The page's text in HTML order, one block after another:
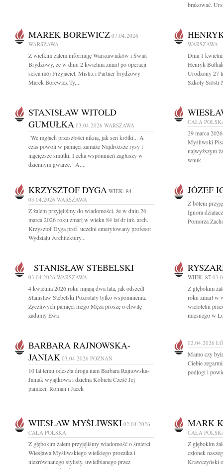
brakować.
MAREK BOREWICZ 07.04.2026
WARSZAWA
Z wielkim żalem informuję Warszawiaków i Świat
Brydżowy, że w dniu 2 kwietnia zmarł po operacji
serca mój Przyjaciel, Mistrz i Partner brydżowy
Marek Borewicz Ty,...
WARSZAWA
Dnia 1
Henryk
Urodzony 27
Szkoły Sióstr
STANISŁAW WITOLD
GUMUŁKA 03.04.2026 WARSZAWA
"We mgłach przeszłości nikną, jak sen krótki... A
czas powoli w pamięci zamaże Najdroższe rysy i
najcięższe smutki, I echa wspomnień zagłuszy w
dziennym gwarze." A....
CAŁA
29 marca
Myśliwski
najwyższym
wnuk
KRZYSZTOF DYGA WIEK: 84
03.04.2026 WARSZAWA
Z żalem przyjęliśmy do wiadomości, że w dniu 26
marca 2026 roku zmarł w wieku 84 lat dr inż. arch.
Krzysztof Dyga prof. uczelni emerytowany profesor
Wydziału Architektury...
JÓZEF
Z bólem
Ignora
Pomorza
STANISŁAW STEBELSKI
03.04.2026 WARSZAWA
4 kwietnia 2026 roku mijają dwa lata, jak odszedł
Stanisław Stebelski Pozostały tylko wspomnienia.
Życzliwych pamięci mego Męża proszę o chwilę
zadumy Ewa
WIEK: 87
Z głębokim
roku zmarł w
wieloletni
mięsnego w
BARBARA RAJNOWSKA-
JANIAK 03.04.2026 POZNAŃ
10 lat temu odeszła droga nam Barbara Rajnowska-
Janiak wyjątkowa i dzielna Kobieta Cześć Jej
pamięci. Roman i Jacek
02.04.2026
Mamo czy
Ciebie
podłogi i
WIESŁAW MYŚLIWSKI 02.04.2026
CAŁA POLSKA
Z głębokim żalem przyjęliśmy wiadomość o śmierci
Wiesława Myśliwskiego wielkiego prozaika i
niezrównanego stylisty, uwielbianego przez
MARK
CAŁA
Z głębokim
członek
Krawczyński